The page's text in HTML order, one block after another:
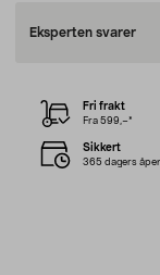
Eksperten svarer
Fri frakt
Fra 599,–*
Sikkert
365 dagers